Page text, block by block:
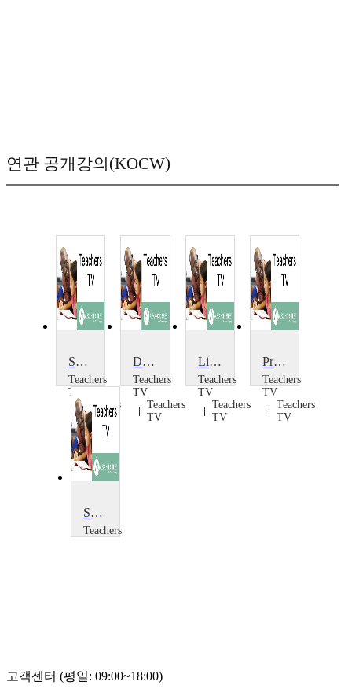
연관 공개강의(KOCW)
Sound: Hearing and the Ear: The Confusaphone
Teachers
TV
Teachers
TV
Describing Sounds
Teachers
TV
Teachers
TV
Listening to Sounds
Teachers
TV
Teachers
TV
Primary Science: Sound and Hearing
Teachers
TV
Teachers
TV
Sound : Waveforms: Four Octaves
Teachers
고객센터 (평일: 09:00~18:00)